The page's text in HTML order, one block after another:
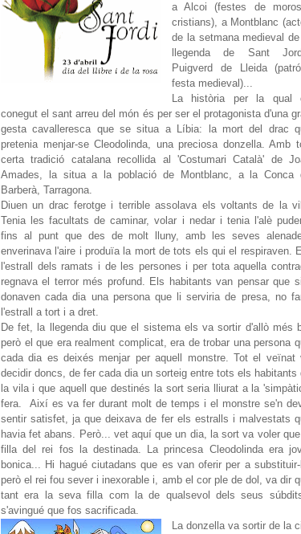
a Alcoi (festes de
cristians), a Montblanc
de la setmana medieval
llegenda de Sant
Puigverd de Lleida
festa medieval)...
La història per la qual
conegut el sant arreu del món és per ser el protagonista d'una
gesta cavalleresca que se situa a Líbia: la mort del drac
pretenia menjar-se Cleodolinda, una preciosa donzella. Amb
certa tradició catalana recollida al 'Costumari Català' de
Amades, la situa a la població de Montblanc, a la Conca
Barberà, Tarragona.
Diuen un drac ferotge i terrible assolava els voltants de la
Tenia les facultats de caminar, volar i nedar i tenia l'alè
fins al punt que des de molt lluny, amb les seves
enverinava l'aire i produïa la mort de tots els qui el respiraven.
l'estrall dels ramats i de les persones i per tota aquella
regnava el terror més profund. Els habitants van pensar que
donaven cada dia una persona que li serviria de presa, no
l'estrall a tort i a dret.
De fet, la llegenda diu que el sistema els va sortir d'allò més
però el que era realment complicat, era de trobar una persona
cada dia es deixés menjar per aquell monstre. Tot el veïnat
decidir doncs, de fer cada dia un sorteig entre tots els habitants
la vila i que aquell que destinés la sort seria lliurat a la
fera. Així es va fer durant molt de temps i el monstre se'n
sentir satisfet, ja que deixava de fer els estralls i malvestats
havia fet abans. Però... vet aquí que un dia, la sort va voler
filla del rei fos la destinada. La princesa Cleodolinda era
bonica... Hi hagué ciutadans que es van oferir per a
però el rei fou sever i inexorable i, amb el cor ple de dol, va dir
tant era la seva filla com la de qualsevol dels seus
s'avingué que fos sacrificada.
La donzella va sortir de la